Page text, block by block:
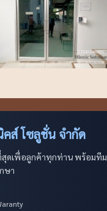
ส์ โซลูชั่น จำกัด
สุดเพื่อลูกค้าทุกท่าน พร้อม
ษา